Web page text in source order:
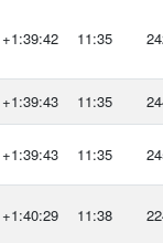
+1:39:42 11:35
+1:39:43 11:35
+1:39:43 11:35
+1:40:29 11:38